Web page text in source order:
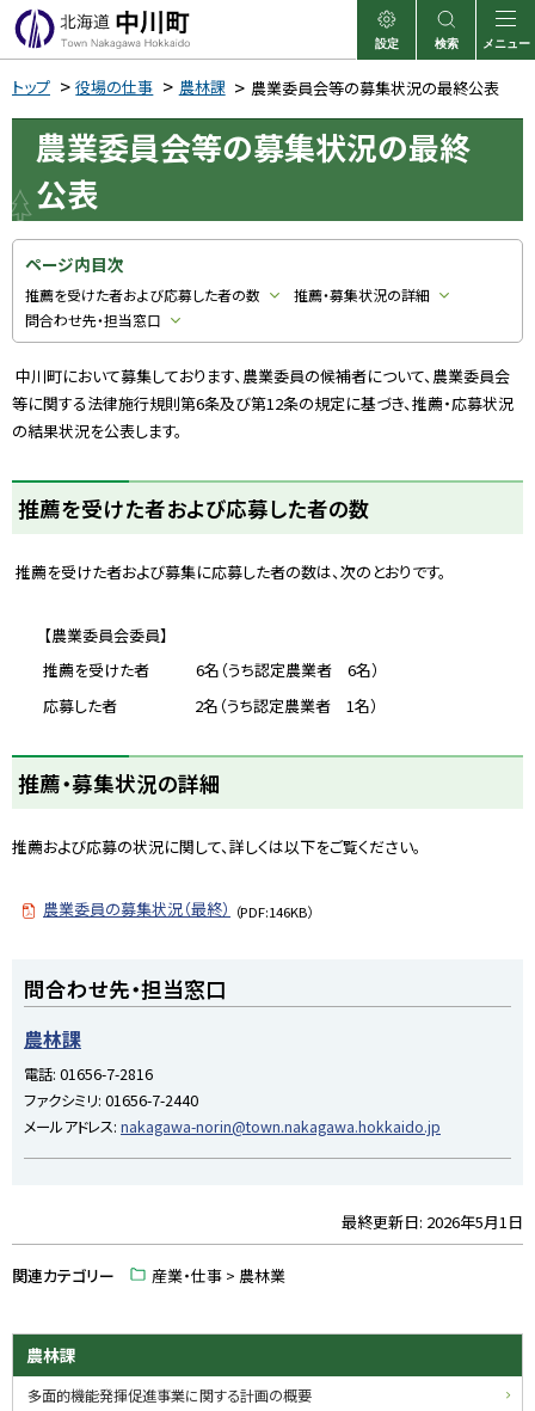
本
へ
メ
ー
へ
中川町 表示
設定
検索
サイト内検索
メニュー
トップ 役場の仕事 農林課 農業委員会等の募集状況の最終公表
農業委員会等の募集状況の最終
公表
ページ内目次
推薦を受けた者および応募した者の数
推薦・募集状況の詳細
問合わせ先・担当窓口
中川町において募集しております、農業委員の候補者について、農業委員会
等に関する法律施行規則第6条及び第12条の規定に基づき、推薦・応募状況
の結果状況を公表します。
推薦を受けた者および応募した者の数
推薦を受けた者および募集に応募した者の数は、次のとおりです。
【農業委員会委員】
推薦を受けた者 6名（うち認定農業者 6名）
応募した者 2名（うち認定農業者 1名）
ト
ッ
に
る
推薦・募集状況の詳細
推薦および応募の状況に関して、詳しくは以下をご覧ください。
農業委員の募集状況（最終） （PDF:146KB）
に
戻
問合わせ先・担当窓口
農林課
電話: 01656-7-2816
ファクシミリ: 01656-7-2440
メールアドレス: nakagawa-norin@town.nakagawa.hokkaido.jp
ッ
プ
戻
最終更新日: 2026年5月1日
関連カテゴリー 産業・仕事 > 農林業
サ
イ
農林課
多面的機能発揮促進事業に関する計画の概要